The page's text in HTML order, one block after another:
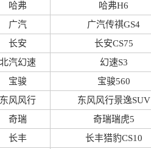
哈弗 哈弗H6
广汽 广汽传祺GS4
长安 长安CS75
北汽幻速 幻速S3
宝骏 宝骏560
东风风行 东风风行景逸SUV
奇瑞 奇瑞瑞虎5
长丰 长丰猎豹CS10